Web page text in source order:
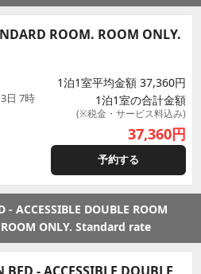
ROOM. ROOM ONLY.
日 7時
1泊1室平均金額 37,360円
1泊1室の合計金額
(※税金・サービス料込み)
37,360円
予約する
- ACCESSIBLE DOUBLE ROOM
ROOM ONLY. Standard rate